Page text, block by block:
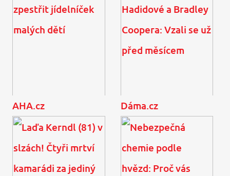
barevné typologie a
naučte se podle ní ...
běžných řetězcích do
1000 korun
4 tipy, jak v létě zpestřit
jídelníček malých dětí
Tajemství Gigi Hadidové
a Bradley Coopera: Vzali
se už před měsícem
AHA.cz Dáma.cz